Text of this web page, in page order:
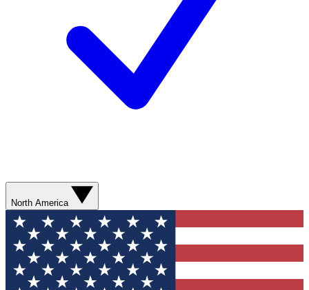
North America